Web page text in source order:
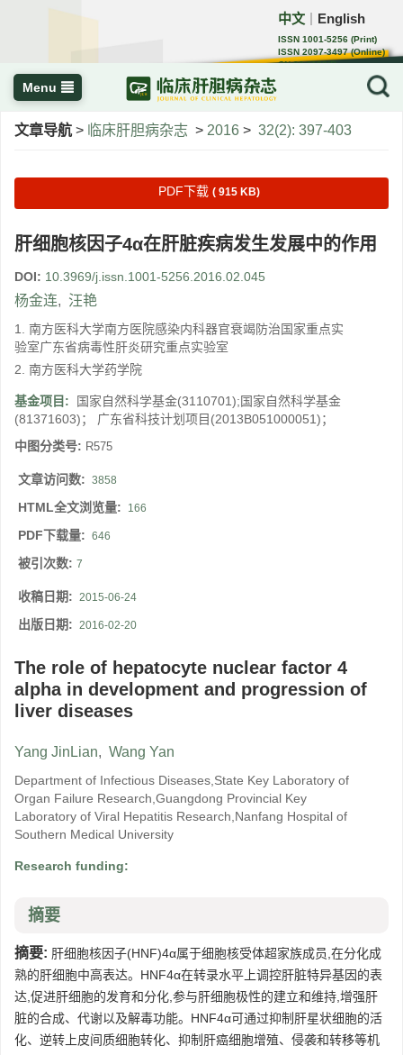
中文 English
ISSN 1001-5256 (Print)
ISSN 2097-3497 (Online)
CN 22-1108/R
Menu
文章导航 > 临床肝胆病杂志 > 2016 > 32(2): 397-403
PDF下载 ( 915 KB)
肝细胞核因子4α在肝脏疾病发生发展中的作用
DOI: 10.3969/j.issn.1001-5256.2016.02.045
杨金连, 汪艳
1. 南方医科大学南方医院感染内科器官衰竭防治国家重点实
验室广东省病毒性肝炎研究重点实验室
2. 南方医科大学药学院
基金项目:
国家自然科学基金(3110701);国家自然科学基金
(81371603)； 广东省科技计划项目(2013B051000051)；
中图分类号: R575
文章访问数: 3858
HTML全文浏览量: 166
PDF下载量: 646
被引次数: 7
收稿日期: 2015-06-24
出版日期: 2016-02-20
The role of hepatocyte nuclear factor 4
alpha in development and progression of
liver diseases
Yang JinLian, Wang Yan
Department of Infectious Diseases,State Key Laboratory of
Organ Failure Research,Guangdong Provincial Key
Laboratory of Viral Hepatitis Research,Nanfang Hospital of
Southern Medical University
Research funding:
摘要
摘要: 肝细胞核因子(HNF)4α属于细胞核受体超家族成员,在分化成
熟的肝细胞中高表达。HNF4α在转录水平上调控肝脏特异基因的表
达,促进肝细胞的发育和分化,参与肝细胞极性的建立和维持,增强肝
脏的合成、代谢以及解毒功能。HNF4α可通过抑制肝星状细胞的活
化、逆转上皮间质细胞转化、抑制肝癌细胞增殖、侵袭和转移等机